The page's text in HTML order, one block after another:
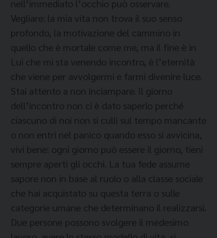
nell’immediato l’occhio può osservare.
Vegliare: la mia vita non trova il suo senso
profondo, la motivazione del cammino in
quello che è mortale come me, ma il fine è in
Lui che mi sta venendo incontro, è l’eternità
che viene per avvolgermi e farmi divenire luce.
Stai attento a non inciampare. Il giorno
dell’incontro non ci è dato saperlo perché
ciascuno di noi non si culli sul tempo mancante
o non entri nel panico quando esso si avvicina,
vivi bene: ogni giorno può essere il giorno, tieni
sempre aperti gli occhi. La tua fede assume
sapore non in base al ruolo o alla classe sociale
che hai acquistato su questa terra o sulle
categorie umane che determinano il realizzarsi.
Due persone possono svolgere il medesimo